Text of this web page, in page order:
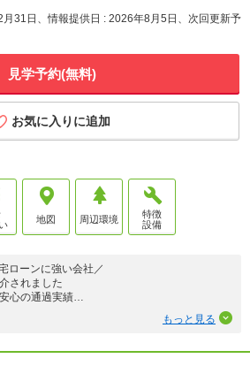
31日、情報提供日 : 2026年8月5日、次回更新予
見学予約(無料)
お気に入りに追加
地図 周辺環境
特徴
設備
ローンに強い会社／
されました
心の通過実績
イヤーなど
もっと見る